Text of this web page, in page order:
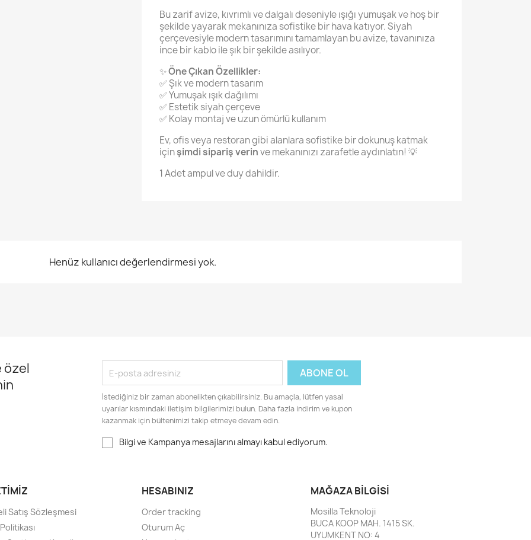
Bu zarif avize, kıvrımlı ve dalgalı deseniyle ışığı yumuşak ve hoş bir
şekilde yayarak mekanınıza sofistike bir hava katıyor. Siyah
çerçevesiyle modern tasarımını tamamlayan bu avize, tavanınıza
ince bir kablo ile şık bir şekilde asılıyor.
✨Öne Çıkan Özellikler:
✅ Şık ve modern tasarım
✅ Yumuşak ışık dağılımı
✅ Estetik siyah çerçeve
✅ Kolay montaj ve uzun ömürlü kullanım
Ev, ofis veya restoran gibi alanlara sofistike bir dokunuş katmak
içinşimdi sipariş verinve mekanınızı zarafetle aydınlatın! 💡
1 Adet ampul ve duy dahildir.
Henüz kullanıcı değerlendirmesi yok.
özel
İstediğiniz bir zaman abonelikten çıkabilirsiniz. Bu amaçla, lütfen yasal
uyarılar kısmındaki iletişim bilgilerimizi bulun. Daha fazla indirim ve kupon
kazanmak için bültenimizi takip etmeye devam edin.
Bilgi ve Kampanya mesajlarını almayı kabul ediyorum.
Satış Sözleşmesi
HESABINIZ
Order tracking
Oturum Aç
MAĞAZA BILGISI
Mosilla Teknoloji
BUCA KOOP MAH. 1415 SK.
UYUMKENT NO: 4